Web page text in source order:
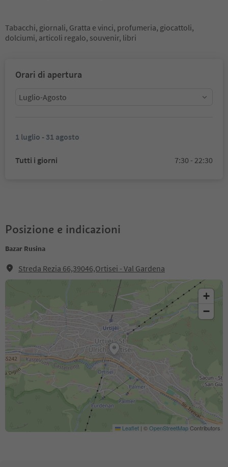
Tabacchi, giornali, Gratta e vinci, profumeria, giocattoli,
dolciumi, articoli regalo, souvenir, libri
Orari di apertura
Luglio-Agosto
1 luglio - 31 agosto
Tutti i giorni 7:30 - 22:30
Posizione e indicazioni
Bazar Rusina
Streda Rezia 66,39046,Ortisei - Val Gardena
+
−
Leaflet | ©OpenStreetMapContributors